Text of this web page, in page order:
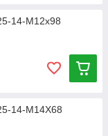
14-M12x98
14-M14X68